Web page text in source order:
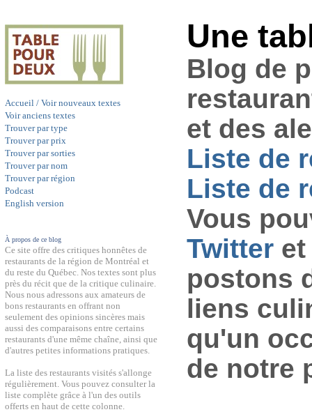
Accueil / Voir nouveaux textes
Voir anciens textes
Trouver par type
Trouver par prix
Trouver par sorties
Trouver par nom
Trouver par région
Podcast
English version
À propos de ce blog
Ce site offre des critiques honnêtes de
restaurants de la région de Montréal et
du reste du Québec. Nos textes sont plus
près du récit que de la critique culinaire.
Nous nous adressons aux amateurs de
bons restaurants en offrant non
seulement des opinions sincères mais
aussi des comparaisons entre certains
restaurants d'une même chaîne, ainsi que
d'autres petites informations pratiques.
La liste des restaurants visités s'allonge
régulièrement. Vous pouvez consulter la
liste complète grâce à l'un des outils
offerts en haut de cette colonne.
Une
Blog de
et des
Liste de
Liste de
Vous
Twitter
postons
liens
qu'un
de notre